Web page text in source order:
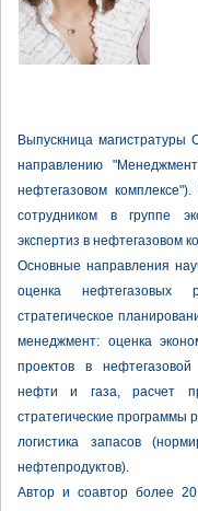
Выпускница магистратуры
направлению
нефтегазовом
сотрудником в группе
экспертиз в нефтегазовом
Основные направления
оценка нефтегазовых
стратегическое
менеджмент: оценка
проектов в
нефти и газа, расчет
стратегические программы
логистика запасов
нефтепродуктов).
Автор и соавтор более